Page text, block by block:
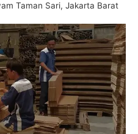
Taman Sari, Jakarta Barat